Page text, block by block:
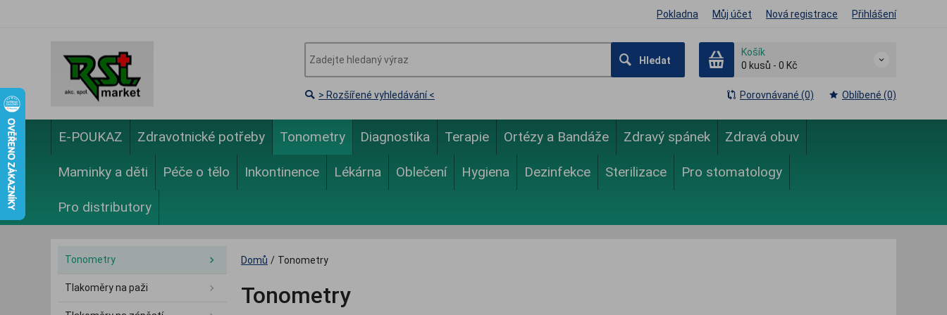
Pokladna Můj účet Nová registrace Přihlášení
Hledat
Košík
0 kusů - 0 Kč
> Rozšířené vyhledávání < Porovnávané (0) Oblíbené (0)
E-POUKAZ Zdravotnické potřeby Tonometry Diagnostika Terapie Ortézy a Bandáže Zdravý spánek Zdravá obuv
Maminky a děti Péče o tělo Inkontinence Lékárna Oblečení Hygiena Dezinfekce Sterilizace Pro stomatology
Pro distributory
Tonometry
Tlakoměry na paži
Domů / Tonometry
Tonometry